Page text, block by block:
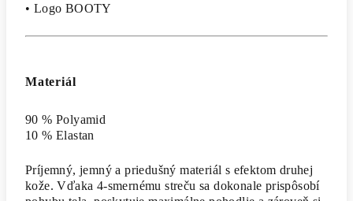
• Logo BOOTY
Materiál
90 % Polyamid
10 % Elastan
Príjemný, jemný a priedušný materiál s efektom druhej
kože. Vďaka 4-smernému streču sa dokonale prispôsobí